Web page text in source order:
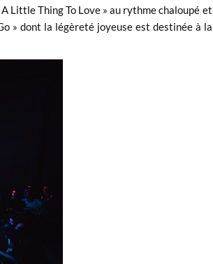
Little Thing To Love » au rythme chaloupé et
» dont la légèreté joyeuse est destinée à la